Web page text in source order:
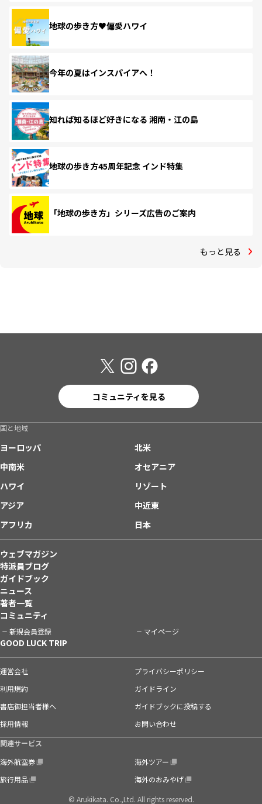
地球の歩き方♥偏愛ハワイ
今年の夏はインスパイアへ！
知れば知るほど好きになる 湘南・江の島
地球の歩き方45周年記念 インド特集
「地球の歩き方」シリーズ広告のご案内
もっと見る
コミュニティを見る
国と地域
ヨーロッパ
北米
中南米
オセアニア
ハワイ
リゾート
アジア
中近東
アフリカ
日本
ウェブマガジン
特派員ブログ
ガイドブック
ニュース
著者一覧
コミュニティ
新規会員登録 マイページ
GOOD LUCK TRIP
運営会社
プライバシーポリシー
利用規約
ガイドライン
書店御担当者様へ
ガイドブックに投稿する
採用情報
お問い合わせ
関連サービス
海外航空券
海外ツアー
旅行用品
海外のおみやげ
© Arukikata. Co.,Ltd. All rights reserved.